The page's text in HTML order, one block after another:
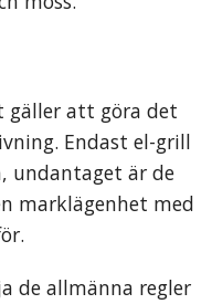
gäller att göra det
Endast el-grill
undantaget är de
marklägenhet med
de allmänna regler